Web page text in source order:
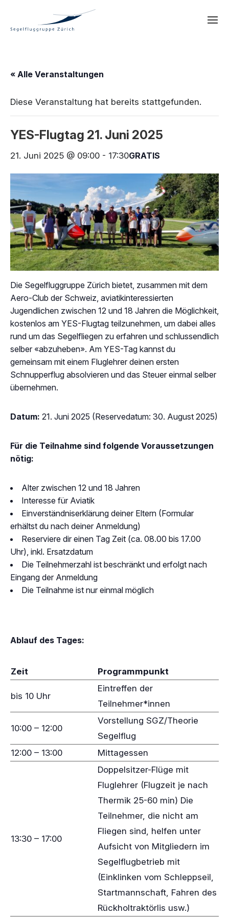
« Alle Veranstaltungen
Diese Veranstaltung hat bereits stattgefunden.
YES-Flugtag 21. Juni 2025
21. Juni 2025 @ 09:00 - 17:30GRATIS
Die Segelfluggruppe Zürich bietet, zusammen mit dem
Aero-Club der Schweiz, aviatikinteressierten
Jugendlichen zwischen 12 und 18 Jahren die Möglichkeit,
kostenlos am YES-Flugtag teilzunehmen, um dabei alles
rund um das Segelfliegen zu erfahren und schlussendlich
selber «abzuheben». Am YES-Tag kannst du
gemeinsam mit einem Fluglehrer deinen ersten
Schnupperflug absolvieren und das Steuer einmal selber
übernehmen.
Datum: 21. Juni 2025 (Reservedatum: 30. August 2025)
Für die Teilnahme sind folgende Voraussetzungen
nötig:
Alter zwischen 12 und 18 Jahren
Interesse für Aviatik
Einverständniserklärung deiner Eltern (Formular
erhältst du nach deiner Anmeldung)
Reserviere dir einen Tag Zeit (ca. 08.00 bis 17.00
Uhr), inkl. Ersatzdatum
Die Teilnehmerzahl ist beschränkt und erfolgt nach
Eingang der Anmeldung
Die Teilnahme ist nur einmal möglich
Ablauf des Tages:
Zeit Programmpunkt
bis 10 Uhr
Eintreffen der
Teilnehmer*innen
10:00 – 12:00
Vorstellung SGZ/Theorie
Segelflug
12:00 – 13:00
Mittagessen
13:30 – 17:00
Doppelsitzer-Flüge mit
Fluglehrer (Flugzeit je nach
Thermik 25-60 min) Die
Teilnehmer, die nicht am
Fliegen sind, helfen unter
Aufsicht von Mitgliedern im
Segelflugbetrieb mit
(Einklinken vom Schleppseil,
Startmannschaft, Fahren des
Rückholtraktörlis usw.)